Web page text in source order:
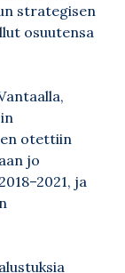
strategisen
osuutensa
otettiin
jo
ja